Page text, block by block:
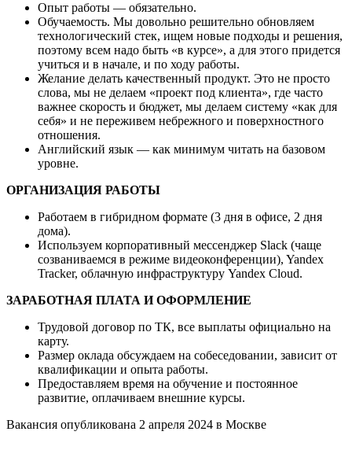
Опыт работы — обязательно.
Обучаемость. Мы довольно решительно обновляем
технологический стек, ищем новые подходы и решения,
поэтому всем надо быть «в курсе», а для этого придется
учиться и в начале, и по ходу работы.
Желание делать качественный продукт. Это не просто
слова, мы не делаем «проект под клиента», где часто
важнее скорость и бюджет, мы делаем систему «как для
себя» и не переживем небрежного и поверхностного
отношения.
Английский язык — как минимум читать на базовом
уровне.
ОРГАНИЗАЦИЯ РАБОТЫ
Работаем в гибридном формате (3 дня в офисе, 2 дня
дома).
Используем корпоративный мессенджер Slack (чаще
созваниваемся в режиме видеоконференции), Yandex
Tracker, облачную инфраструктуру Yandex Cloud.
ЗАРАБОТНАЯ ПЛАТА И ОФОРМЛЕНИЕ
Трудовой договор по ТК, все выплаты официально на
карту.
Размер оклада обсуждаем на собеседовании, зависит от
квалификации и опыта работы.
Предоставляем время на обучение и постоянное
развитие, оплачиваем внешние курсы.
Вакансия опубликована 2 апреля 2024 в Москве